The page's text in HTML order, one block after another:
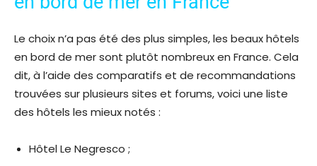
Le choix n’a pas été des plus simples, les beaux hôtels
en bord de mer sont plutôt nombreux en France. Cela
dit, à l’aide des comparatifs et de recommandations
trouvées sur plusieurs sites et forums, voici une liste
des hôtels les mieux notés :
Hôtel Le Negresco ;